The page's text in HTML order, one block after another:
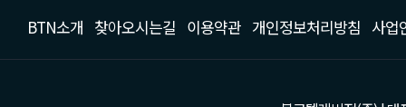
BTN소개 찾아오시는길 이용약관 개인정보처리방침 사업